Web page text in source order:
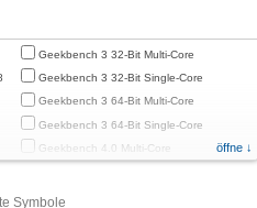
Geekbench 3 32-Bit Multi-Core
Geekbench 3 32-Bit Single-Core
Geekbench 3 64-Bit Multi-Core
Geekbench 3 64-Bit Single-Core
Geekbench 4.0 Multi-Core
Geekbench 4.4 Multi-Core
öffne ↓
Symbole